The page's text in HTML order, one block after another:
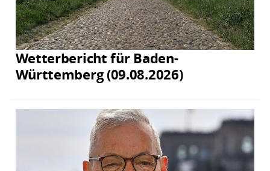
Wetterbericht für Baden-
Württemberg (09.08.2026)